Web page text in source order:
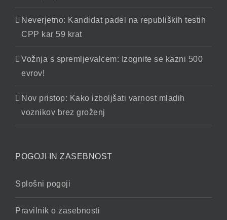
Neverjetno: Kandidat padel na republiških testih
CPP kar 59 krat
Vožnja s spremljevalcem: Izognite se kazni 500
evrov!
Nov pristop: Kako izboljšati varnost mladih
voznikov brez groženj
POGOJI IN ZASEBNOST
Splošni pogoji
Pravilnik o zasebnosti